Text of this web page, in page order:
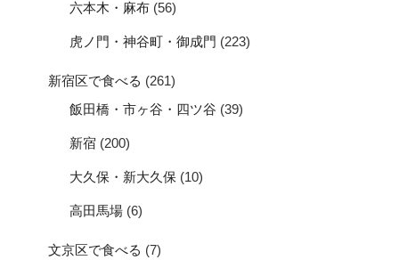
六本木・麻布 (56)
虎ノ門・神谷町・御成門 (223)
新宿区で食べる (261)
飯田橋・市ヶ谷・四ツ谷 (39)
新宿 (200)
大久保・新大久保 (10)
高田馬場 (6)
文京区で食べる (7)